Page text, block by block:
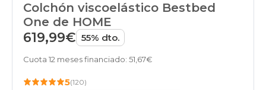
Colchón viscoelástico Bestbed
One de HOME
619,99€ 55% dto.
Cuota 12 meses financiado: 51,67€
5(120)